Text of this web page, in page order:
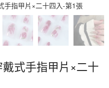
式手指甲片×二十